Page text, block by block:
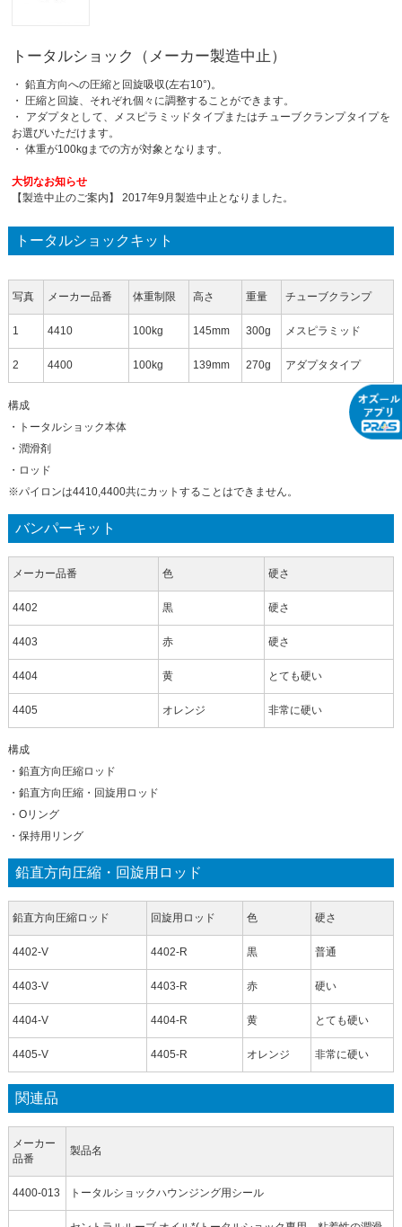
トータルショック（メーカー製造中止）
・ 鉛直方向への圧縮と回旋吸収(左右10°)。
・ 圧縮と回旋、それぞれ個々に調整することができます。
・ アダプタとして、メスピラミッドタイプまたはチューブクランプタイプを
お選びいただけます。
・ 体重が100kgまでの方が対象となります。
大切なお知らせ
【製造中止のご案内】 2017年9月製造中止となりました。
トータルショックキット
写真 メーカー品番 体重制限 高さ 重量 チューブクランプ
1 4410 100kg 145mm 300g メスピラミッド
2 4400 100kg 139mm 270g アダプタタイプ
構成
・トータルショック本体
・潤滑剤
・ロッド
※パイロンは4410,4400共にカットすることはできません。
バンパーキット
メーカー品番 色 硬さ
4402 黒 硬さ
4403 赤 硬さ
4404 黄 とても硬い
4405 オレンジ 非常に硬い
構成
・鉛直方向圧縮ロッド
・鉛直方向圧縮・回旋用ロッド
・Oリング
・保持用リング
鉛直方向圧縮・回旋用ロッド
鉛直方向圧縮ロッド 回旋用ロッド 色 硬さ
4402-V 4402-R 黒 普通
4403-V 4403-R 赤 硬い
4404-V 4404-R 黄 とても硬い
4405-V 4405-R オレンジ 非常に硬い
関連品
メーカー
品番
製品名
4400-013 トータルショックハウンジング用シール